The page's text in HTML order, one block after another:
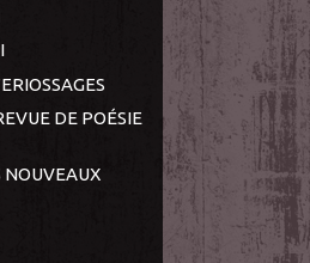
DE POÉSIE
NOUVEAUX